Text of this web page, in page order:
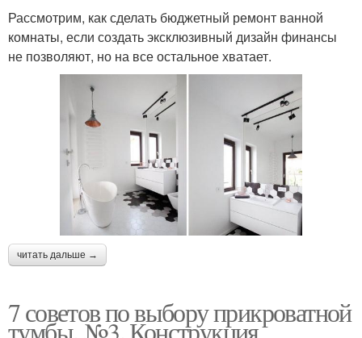
Рассмотрим, как сделать бюджетный ремонт ванной
комнаты, если создать эксклюзивный дизайн финансы
не позволяют, но на все остальное хватает.
читать дальше →
7 советов по выбору прикроватной
тумбы. №3. Конструкция